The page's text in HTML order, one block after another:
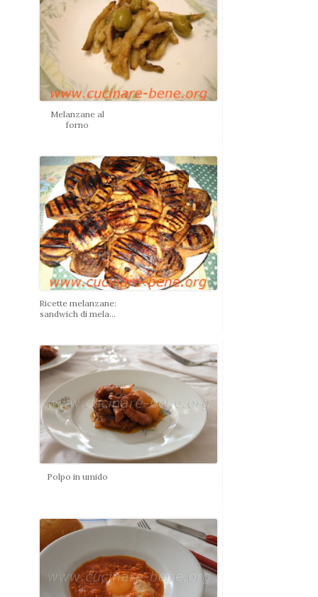
Melanzane al
forno
Ricette melanzane:
sandwich di mela...
Polpo in umido